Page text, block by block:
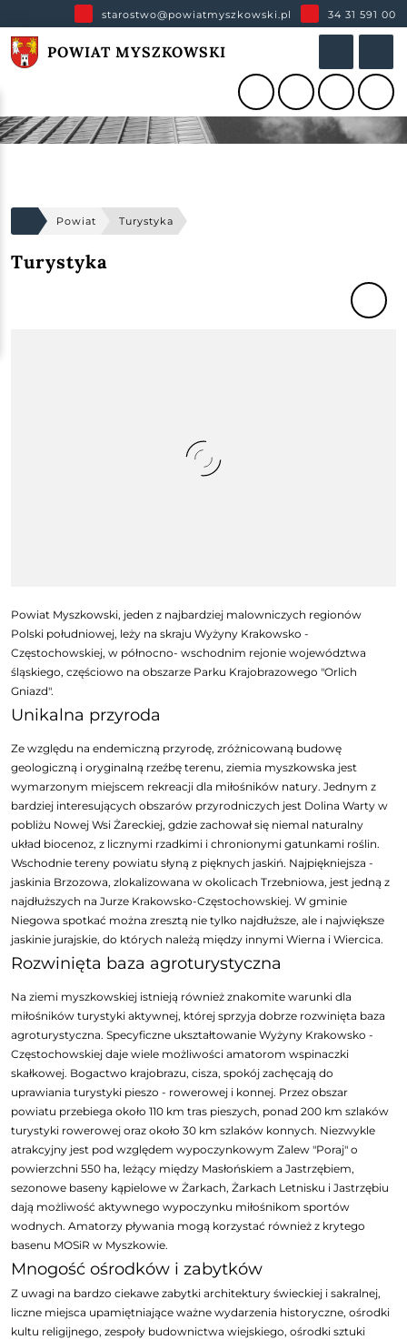
starostwo@powiatmyszkowski.pl 34 31 591 00
POWIAT MYSZKOWSKI
Powiat Turystyka
Turystyka
Powiat Myszkowski, jeden z najbardziej malowniczych regionów
Polski południowej, leży na skraju Wyżyny Krakowsko -
Częstochowskiej, w północno- wschodnim rejonie województwa
śląskiego, częściowo na obszarze Parku Krajobrazowego "Orlich
Gniazd".
Unikalna przyroda
Ze względu na endemiczną przyrodę, zróżnicowaną budowę
geologiczną i oryginalną rzeźbę terenu, ziemia myszkowska jest
wymarzonym miejscem rekreacji dla miłośników natury. Jednym z
bardziej interesujących obszarów przyrodniczych jest Dolina Warty w
pobliżu Nowej Wsi Żareckiej, gdzie zachował się niemal naturalny
układ biocenoz, z licznymi rzadkimi i chronionymi gatunkami roślin.
Wschodnie tereny powiatu słyną z pięknych jaskiń. Najpiękniejsza -
jaskinia Brzozowa, zlokalizowana w okolicach Trzebniowa, jest jedną z
najdłuższych na Jurze Krakowsko-Częstochowskiej. W gminie
Niegowa spotkać można zresztą nie tylko najdłuższe, ale i największe
jaskinie jurajskie, do których należą między innymi Wierna i Wiercica.
Rozwinięta baza agroturystyczna
Na ziemi myszkowskiej istnieją również znakomite warunki dla
miłośników turystyki aktywnej, której sprzyja dobrze rozwinięta baza
agroturystyczna. Specyficzne ukształtowanie Wyżyny Krakowsko -
Częstochowskiej daje wiele możliwości amatorom wspinaczki
skałkowej. Bogactwo krajobrazu, cisza, spokój zachęcają do
uprawiania turystyki pieszo - rowerowej i konnej. Przez obszar
powiatu przebiega około 110 km tras pieszych, ponad 200 km szlaków
turystyki rowerowej oraz około 30 km szlaków konnych. Niezwykle
atrakcyjny jest pod względem wypoczynkowym Zalew "Poraj" o
powierzchni 550 ha, leżący między Masłońskiem a Jastrzębiem,
sezonowe baseny kąpielowe w Żarkach, Żarkach Letnisku i Jastrzębiu
dają możliwość aktywnego wypoczynku miłośnikom sportów
wodnych. Amatorzy pływania mogą korzystać również z krytego
basenu MOSiR w Myszkowie.
Mnogość ośrodków i zabytków
Z uwagi na bardzo ciekawe zabytki architektury świeckiej i sakralnej,
liczne miejsca upamiętniające ważne wydarzenia historyczne, ośrodki
kultu religijnego, zespoły budownictwa wiejskiego, ośrodki sztuki